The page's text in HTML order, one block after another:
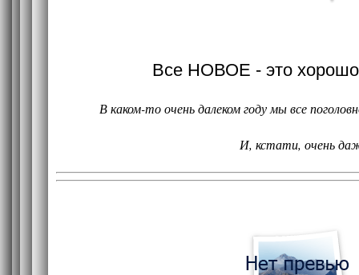
Все НОВОЕ - это
В каком-то очень далеком году мы все
И, кстати, очень